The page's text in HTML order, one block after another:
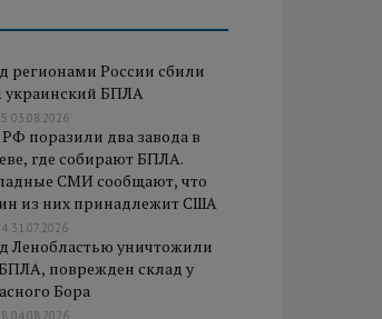
регионами России сбили
украинский БПЛА
03.08.2026
поразили два завода в
где собирают БПЛА.
СМИ сообщают, что
из них принадлежит США
31.07.2026
Ленобластью уничтожили
БПЛА, поврежден склад у
Бора
04.08.2026